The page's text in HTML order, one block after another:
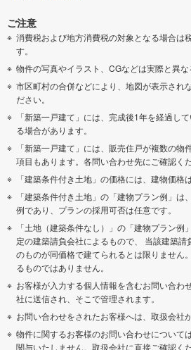
ご注意
消費税および地方消費税の対象となる場合は
す。
物件の写真やイラスト、CGなどは実際と異な
市区町村の合併などにより、地図が表示され
ださい。
「新築一戸建て」には、完成後1年を経過し
る場合があります。
「新築一戸建て」には、販売住戸が複数の
項目もあります。各問い合わせ先にご確認くだ
「建築条件付き土地」の価格には、建物価格
「建築条件付き土地」の「建物プラン例」
例であり、プランの採用可否は任意です。
「土地（建築条件なし）」の「建物プラン
定の建築請負会社によるもので、 当該建築
のものが同価格で建てられるとは限りません
るものではありません。
お客様が入力する個人情報を含むお問い合わ
社に送信され、そこで管理されます。
お問い合わせをされたお客様へは、取扱会社
物件に関するお客様のお問い合わせについて
関与いたしません。取扱会社に直接ご確認くだ